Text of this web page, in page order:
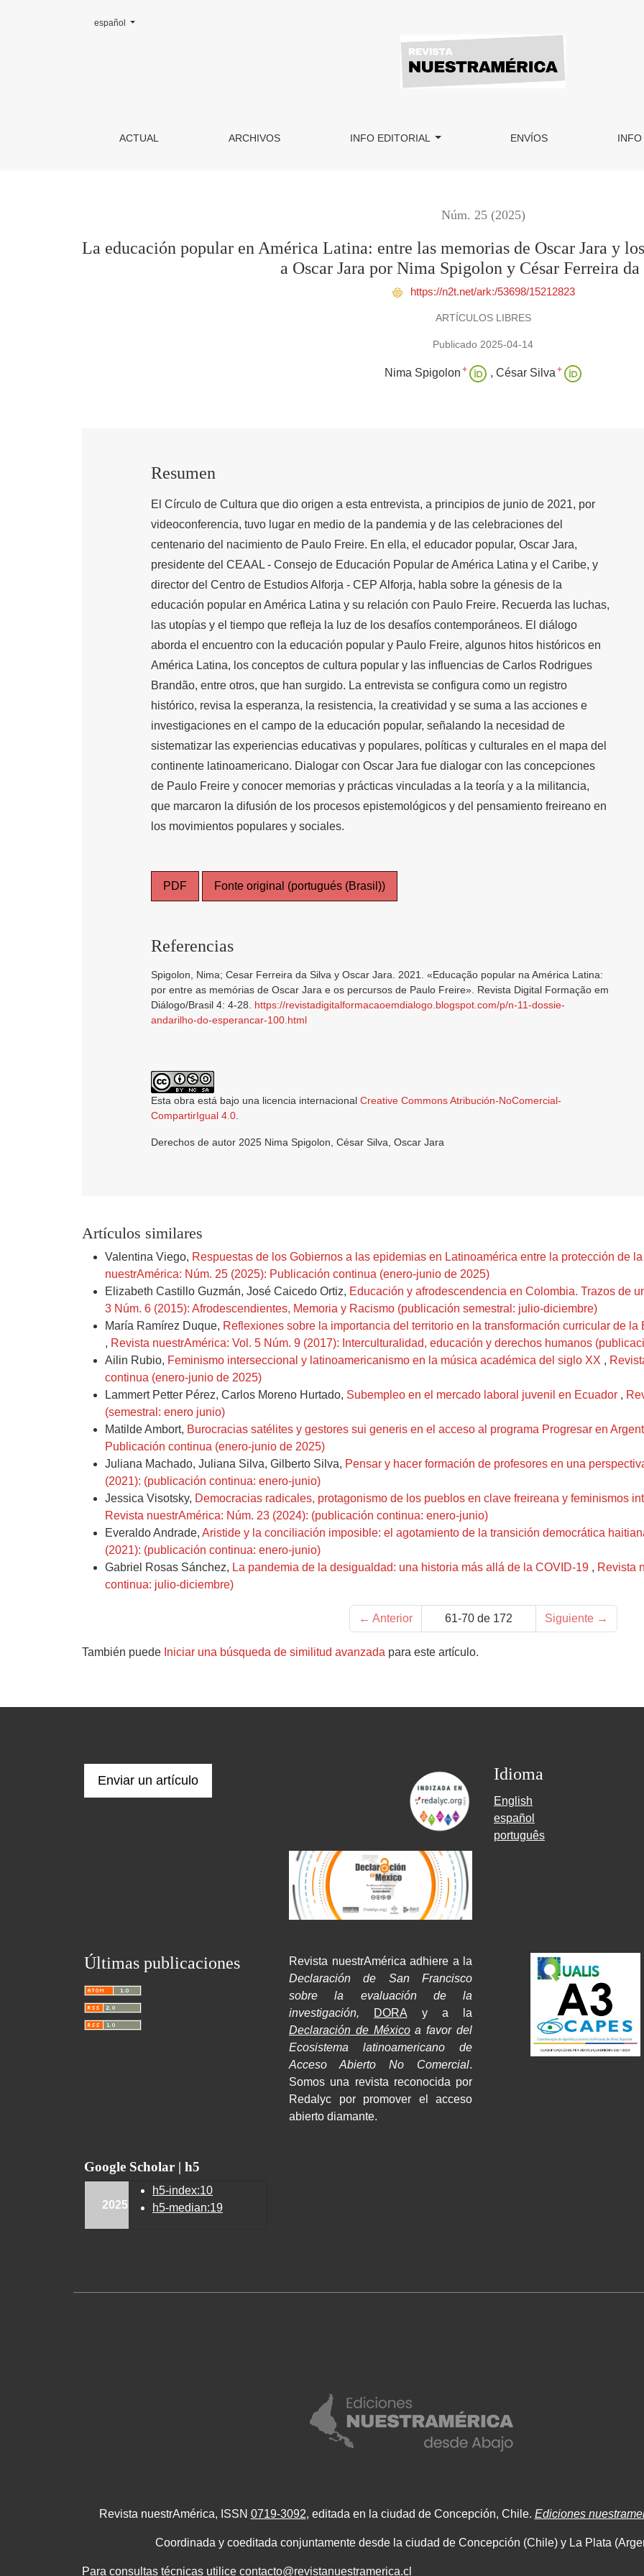
La educación popular en América Latina: entre las memorias de Oscar Jara y los viajes de Paulo Freire:
ACTUAL ARCHIVOS INFO EDITORIAL ENVÍOS INFO
Cambiar el idioma. El actual es:
español
Núm. 25 (2025)
La educación popular en América Latina: entre las memorias de Oscar Jara y
a Oscar Jara por Nima Spigolon y César Ferreira
https://n2t.net/ark:/53698/15212823
ARTÍCULOS LIBRES
Publicado 2025-04-14
Nima Spigolon + César Silva +
Resumen
El Círculo de Cultura que dio origen a esta entrevista, a principios de junio de 2021, por
videoconferencia, tuvo lugar en medio de la pandemia y de las celebraciones del
centenario del nacimiento de Paulo Freire. En ella, el educador popular, Oscar Jara,
presidente del CEAAL - Consejo de Educación Popular de América Latina y el Caribe, y
director del Centro de Estudios Alforja - CEP Alforja, habla sobre la génesis de la
educación popular en América Latina y su relación con Paulo Freire. Recuerda las luchas,
las utopías y el tiempo que refleja la luz de los desafíos contemporáneos. El diálogo
aborda el encuentro con la educación popular y Paulo Freire, algunos hitos históricos en
América Latina, los conceptos de cultura popular y las influencias de Carlos Rodrigues
Brandão, entre otros, que han surgido. La entrevista se configura como un registro
histórico, revisa la esperanza, la resistencia, la creatividad y se suma a las acciones e
investigaciones en el campo de la educación popular, señalando la necesidad de
sistematizar las experiencias educativas y populares, políticas y culturales en el mapa del
continente latinoamericano. Dialogar con Oscar Jara fue dialogar con las concepciones
de Paulo Freire y conocer memorias y prácticas vinculadas a la teoría y a la militancia,
que marcaron la difusión de los procesos epistemológicos y del pensamiento freireano en
los movimientos populares y sociales.
PDF Fonte original (portugués (Brasil))
Referencias
Spigolon, Nima; Cesar Ferreira da Silva y Oscar Jara. 2021. «Educação popular na América Latina:
por entre as memórias de Oscar Jara e os percursos de Paulo Freire». Revista Digital Formação em
Diálogo/Brasil 4: 4-28. https://revistadigitalformacaoemdialogo.blogspot.com/p/n-11-dossie-
andarilho-do-esperancar-100.html
Esta obra está bajo una licencia internacional Creative Commons Atribución-NoComercial-
CompartirIgual 4.0
Derechos de autor 2025 Nima Spigolon, César Silva, Oscar Jara
Artículos similares
Valentina Viego, Respuestas de los Gobiernos a las epidemias en Latinoamérica entre la protección de
nuestrAmérica: Núm. 25 (2025): Publicación continua (enero-junio de 2025)
Elizabeth Castillo Guzmán, José Caicedo Ortiz, Educación y afrodescendencia en Colombia. Trazos de
3 Núm. 6 (2015): Afrodescendientes, Memoria y Racismo (publicación semestral: julio-diciembre)
María Ramírez Duque, Reflexiones sobre la importancia del territorio en la transformación curricular de
, Revista nuestrAmérica: Vol. 5 Núm. 9 (2017): Interculturalidad, educación y derechos humanos
Ailin Rubio, Feminismo interseccional y latinoamericanismo en la música académica del siglo XX ,
continua (enero-junio de 2025)
Lammert Petter Pérez, Carlos Moreno Hurtado, Subempleo en el mercado laboral juvenil en Ecuador ,
(semestral: enero junio)
Matilde Ambort, Burocracias satélites y gestores sui generis en el acceso al programa Progresar en
Publicación continua (enero-junio de 2025)
Juliana Machado, Juliana Silva, Gilberto Silva, Pensar y hacer formación de profesores en una
(2021): (publicación continua: enero-junio)
Jessica Visotsky, Democracias radicales, protagonismo de los pueblos en clave freireana y feminismos
Revista nuestrAmérica: Núm. 23 (2024): (publicación continua: enero-junio)
Everaldo Andrade, Aristide y la conciliación imposible: el agotamiento de la transición democrática
(2021): (publicación continua: enero-junio)
Gabriel Rosas Sánchez, La pandemia de la desigualdad: una historia más allá de la COVID-19 , Revista
continua: julio-diciembre)
← Anterior 61-70 de 172 Siguiente →
También puede Iniciar una búsqueda de similitud avanzada para este artículo.
Enviar un artículo Idioma
English
español
português
Últimas publicaciones
Revista nuestrAmérica adhiere a la
Declaración de San Francisco
sobre la evaluación de la
investigación,
DORA y a la
Declaración de Méxicoa favor del
Ecosistema latinoamericano de
Acceso Abierto No Comercial.
Somos una revista reconocida por
Redalyc por promover el acceso
abierto diamante.
Google Scholar | h5
2025
h5-index:10
h5-median:19
Revista nuestrAmérica, ISSN 0719-3092, editada en la ciudad de Concepción, Chile. Ediciones
Coordinada y coeditada conjuntamente desde la ciudad de Concepción (Chile) y La Plata
Para consultas técnicas utilice contacto@revistanuestramerica.cl